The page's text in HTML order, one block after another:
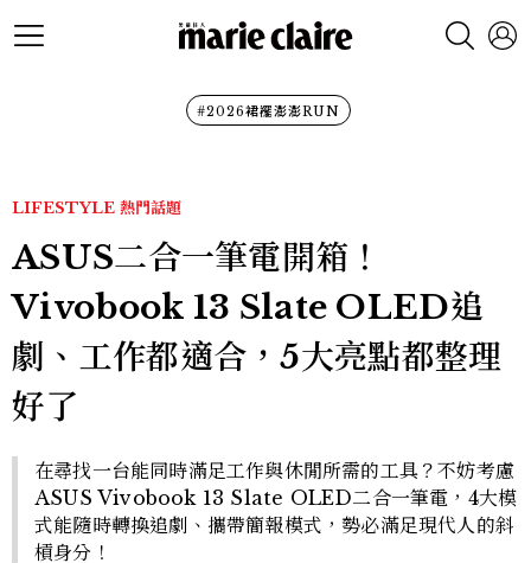
#2026裙襬澎澎RUN
LIFESTYLE 熱門話題
ASUS二合一筆電開箱！
Vivobook 13 Slate OLED追
劇、工作都適合，5大亮點都整理
好了
在尋找一台能同時滿足工作與休閒所需的工具？不妨考慮
ASUS Vivobook 13 Slate OLED二合一筆電，4大模
式能隨時轉換追劇、攜帶簡報模式，勢必滿足現代人的斜
槓身分！